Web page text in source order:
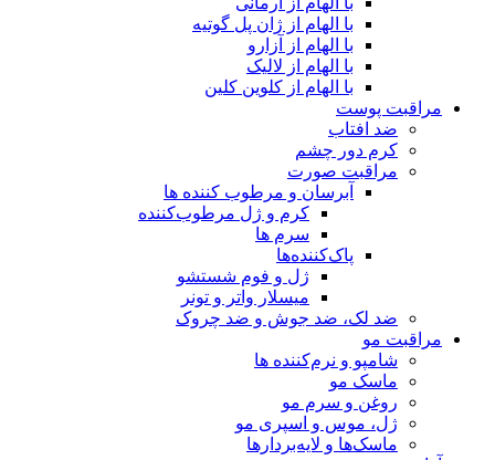
با الهام از ژان پل گوتیه
با الهام از آزارو
با الهام از لالیک
با الهام از کلوین کلین
مراقبت پوست
ضد افتاب
کرم دور چشم
مراقبت صورت
آبرسان و مرطوب کننده ها
کرم و ژل مرطوب‌کننده
سرم ها
پاک‌کننده‌ها
ژل و فوم شستشو
میسلار واتر و تونر
ضد لک، ضد جوش و ضد چروک
مراقبت مو
شامپو و نرم‌کننده ها
ماسک مو
روغن و سرم مو
ژل، موس و اسپری مو
ماسک‌ها و لایه‌بردارها